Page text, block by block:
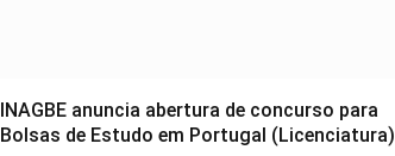
INAGBE anuncia abertura de concurso para
Bolsas de Estudo em Portugal (Licenciatura)